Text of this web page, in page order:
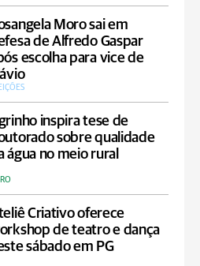
Moro sai em
de Alfredo Gaspar
escolha para vice de
inspira tese de
sobre qualidade
água no meio rural
Criativo oferece
de teatro e dança
sábado em PG